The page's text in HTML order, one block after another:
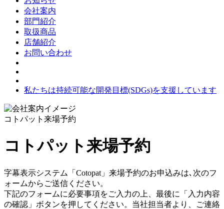
会社案内
部門紹介
取扱商品
店舗紹介
お問い合わせ
私たちは持続可能な開発目標(SDGs)を支援しています
コトパット来場予約
コトパット来場予約
字幕表示システム「Cotopat」来場予約のお申込みは､次のフ
ォームからご送信ください。
下記のフォームに必要事項をご入力の上、最後に「入力内容
の確認」ボタンを押してください。当社担当者より、ご連絡